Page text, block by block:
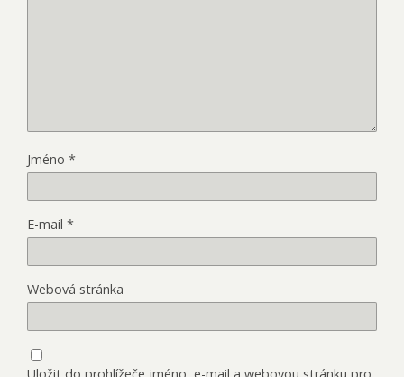
Jméno *
E-mail *
Webová stránka
Uložit do prohlížeče jméno, e-mail a webovou stránku pro